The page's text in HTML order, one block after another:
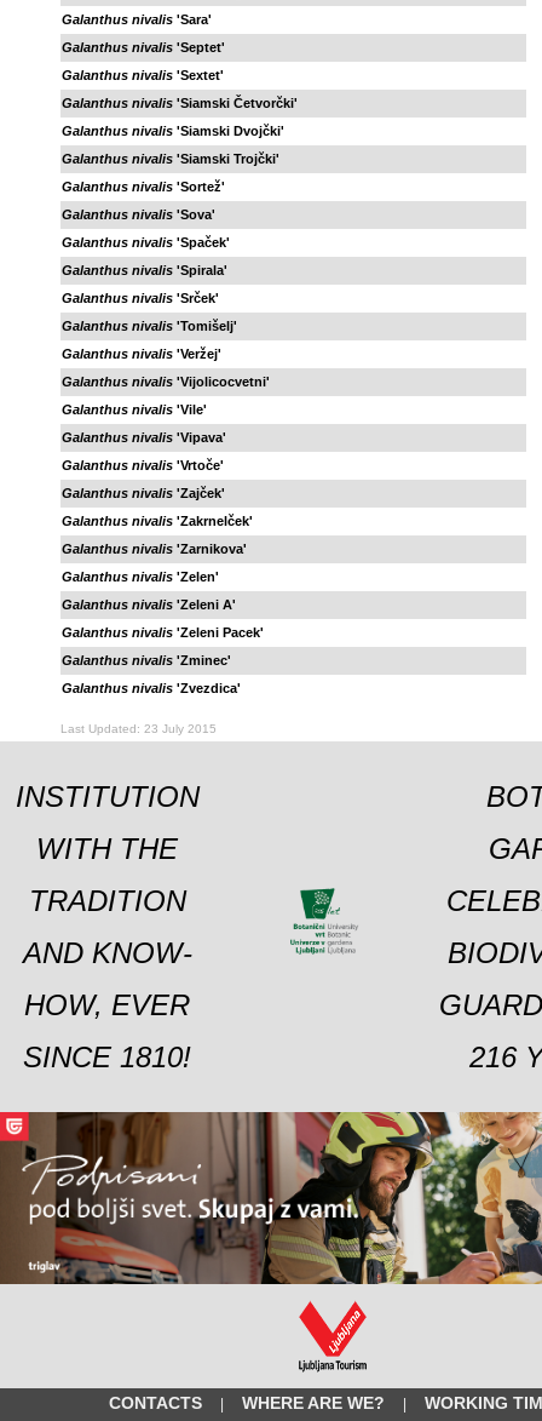
Galanthus nivalis 'Sara'
Galanthus nivalis 'Septet'
Galanthus nivalis 'Sextet'
Galanthus nivalis 'Siamski Četvorčki'
Galanthus nivalis 'Siamski Dvojčki'
Galanthus nivalis 'Siamski Trojčki'
Galanthus nivalis 'Sortež'
Galanthus nivalis 'Sova'
Galanthus nivalis 'Spaček'
Galanthus nivalis 'Spirala'
Galanthus nivalis 'Srček'
Galanthus nivalis 'Tomišelj'
Galanthus nivalis 'Veržej'
Galanthus nivalis 'Vijolicocvetni'
Galanthus nivalis 'Vile'
Galanthus nivalis 'Vipava'
Galanthus nivalis 'Vrtoče'
Galanthus nivalis 'Zajček'
Galanthus nivalis 'Zakrnelček'
Galanthus nivalis 'Zarnikova'
Galanthus nivalis 'Zelen'
Galanthus nivalis 'Zeleni A'
Galanthus nivalis 'Zeleni Pacek'
Galanthus nivalis 'Zminec'
Galanthus nivalis 'Zvezdica'
Last Updated: 23 July 2015
INSTITUTION
WITH THE
TRADITION
AND KNOW-
HOW, EVER
SINCE 1810!
216
CONTACTS | WHERE ARE WE? |
WORKING